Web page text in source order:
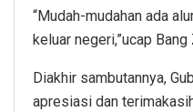
“Mudah-mudahan ada
keluar negeri,”ucap Bang
Diakhir sambutannya,
apresiasi dan